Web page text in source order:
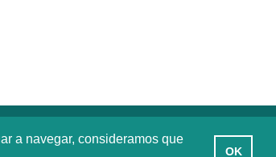
a navegar, consideramos que
OK